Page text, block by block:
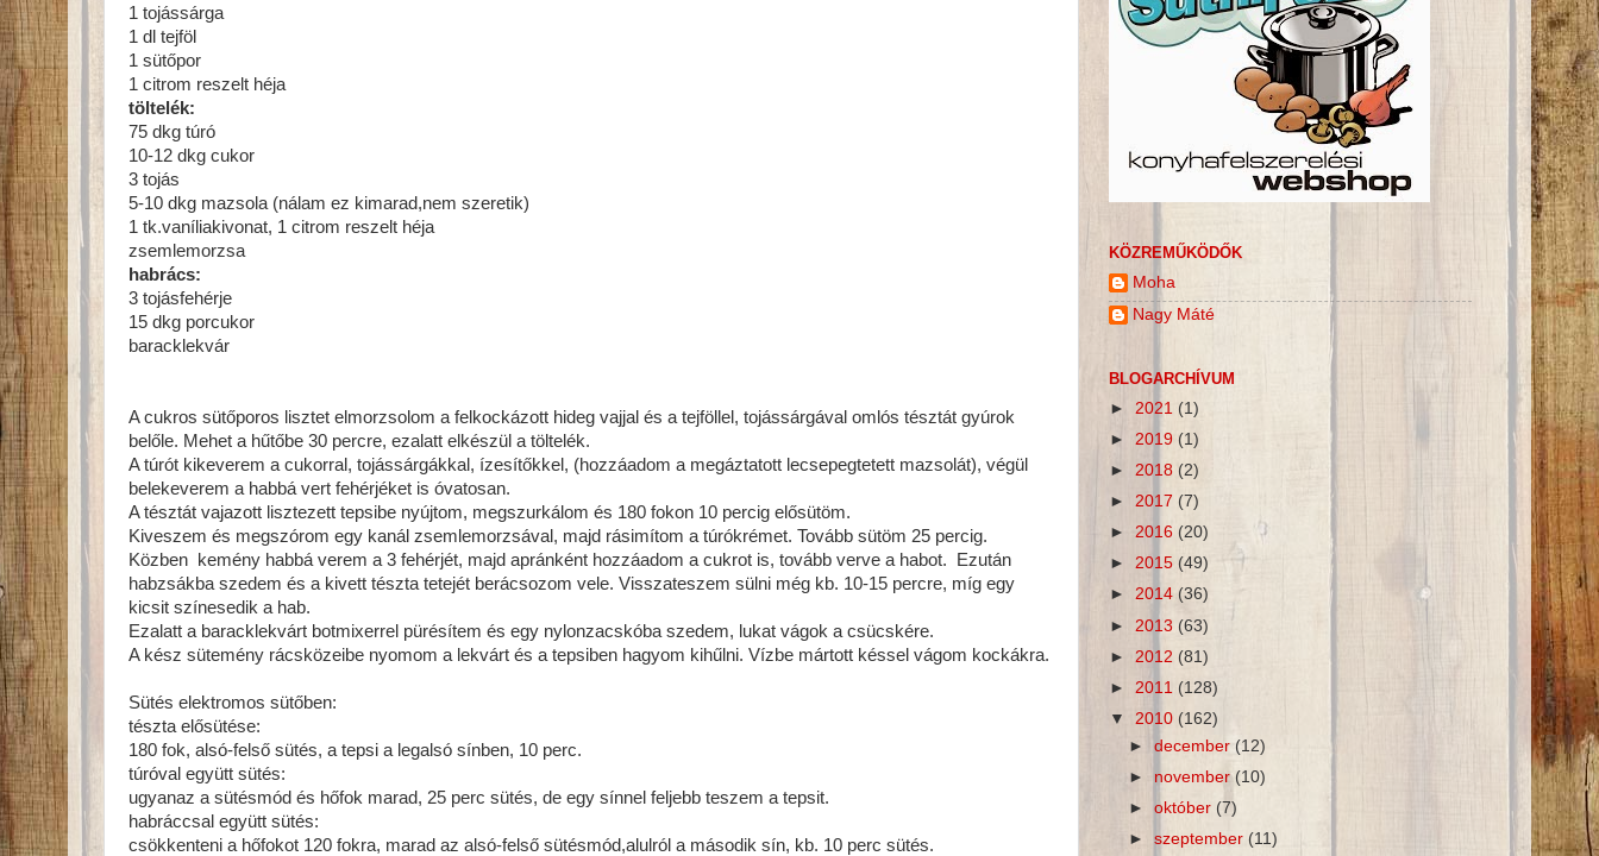
1 tojássárga
1 dl tejföl
1 sütőpor
1 citrom reszelt héja
töltelék:
75 dkg túró
10-12 dkg cukor
3 tojás
5-10 dkg mazsola (nálam ez kimarad,nem szeretik)
1 tk.vaníliakivonat, 1 citrom reszelt héja
zsemlemorzsa
habrács:
3 tojásfehérje
15 dkg porcukor
baracklekvár
A cukros sütőporos lisztet elmorzsolom a felkockázott hideg vajjal és a tejföllel, tojássárgával omlós tésztát gyúrok
belőle. Mehet a hűtőbe 30 percre, ezalatt elkészül a töltelék.
A túrót kikeverem a cukorral, tojássárgákkal, ízesítőkkel, (hozzáadom a megáztatott lecsepegtetett mazsolát), végül
belekeverem a habbá vert fehérjéket is óvatosan.
A tésztát vajazott lisztezett tepsibe nyújtom, megszurkálom és 180 fokon 10 percig elősütöm.
Kiveszem és megszórom egy kanál zsemlemorzsával, majd rásimítom a túrókrémet. Tovább sütöm 25 percig.
Közben kemény habbá verem a 3 fehérjét, majd apránként hozzáadom a cukrot is, tovább verve a habot. Ezután
habzsákba szedem és a kivett tészta tetejét berácsozom vele. Visszateszem sülni még kb. 10-15 percre, míg egy
kicsit színesedik a hab.
Ezalatt a baracklekvárt botmixerrel pürésítem és egy nylonzacskóba szedem, lukat vágok a csücskére.
A kész sütemény rácsközeibe nyomom a lekvárt és a tepsiben hagyom kihűlni. Vízbe mártott késsel vágom kockákra.
Sütés elektromos sütőben:
tészta elősütése:
180 fok, alsó-felső sütés, a tepsi a legalsó sínben, 10 perc.
túróval együtt sütés:
ugyanaz a sütésmód és hőfok marad, 25 perc sütés, de egy sínnel feljebb teszem a tepsit.
habráccsal együtt sütés:
csökkenteni a hőfokot 120 fokra, marad az alsó-felső sütésmód,alulról a második sín, kb. 10 perc sütés.
KÖZREMŰKÖDŐK
Moha
Nagy Máté
BLOGARCHÍVUM
► 2021 (1)
► 2019 (1)
► 2018 (2)
► 2017 (7)
► 2016 (20)
► 2015 (49)
► 2014 (36)
► 2013 (63)
► 2012 (81)
► 2011 (128)
▼ 2010 (162)
►december(12)
► november (10)
►október (7)
►szeptember(11)